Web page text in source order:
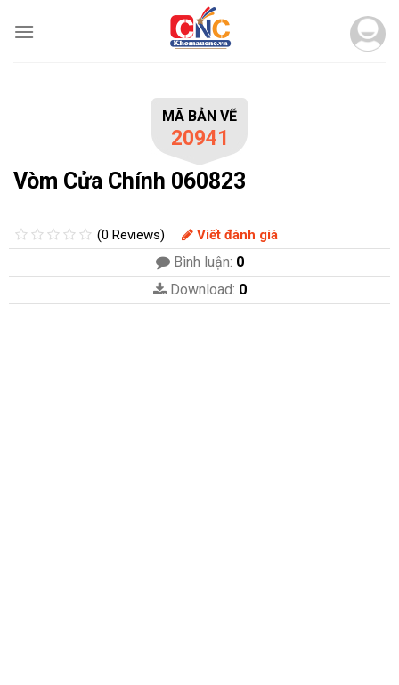
MÃ BẢN VẼ
20941
Vòm Cửa Chính 060823
(0 Reviews) Viết đánh giá
Bình luận: 0
Download: 0